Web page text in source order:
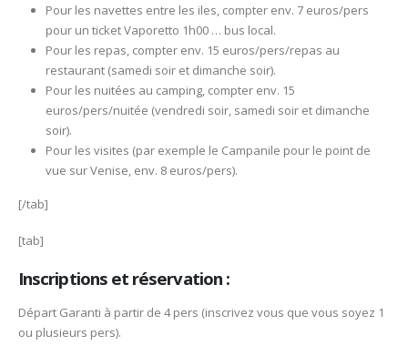
Pour les navettes entre les iles, compter env. 7 euros/pers
pour un ticket Vaporetto 1h00 … bus local.
Pour les repas, compter env. 15 euros/pers/repas au
restaurant (samedi soir et dimanche soir).
Pour les nuitées au camping, compter env. 15
euros/pers/nuitée (vendredi soir, samedi soir et dimanche
soir).
Pour les visites (par exemple le Campanile pour le point de
vue sur Venise, env. 8 euros/pers).
[/tab]
[tab]
Inscriptions et réservation :
Départ Garanti à partir de 4 pers (inscrivez vous que vous soyez 1
ou plusieurs pers).